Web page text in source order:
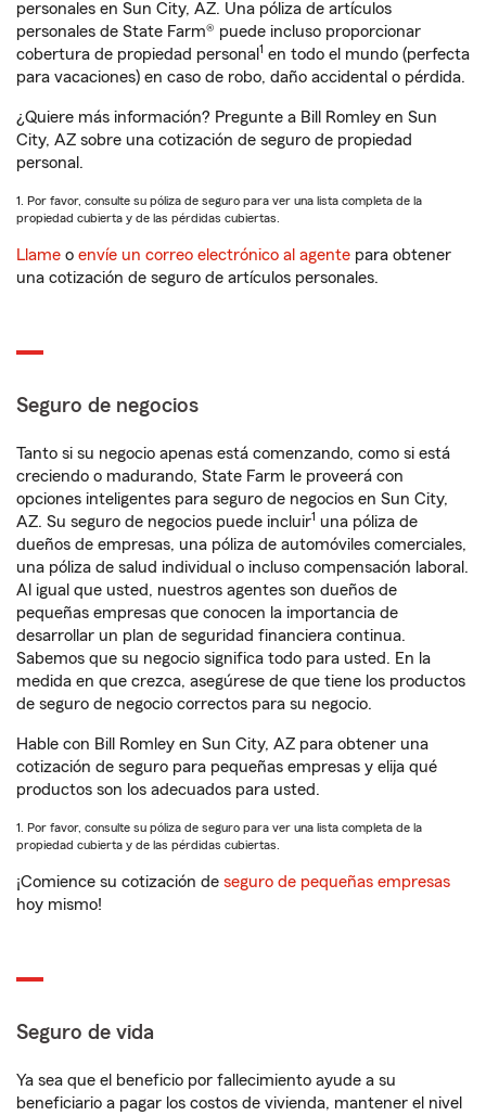
personales en Sun City, AZ. Una póliza de artículos
personales de State Farm® puede incluso proporcionar
cobertura de propiedad personal 1 en todo el mundo (perfecta
para vacaciones) en caso de robo, daño accidental o pérdida.
¿Quiere más información? Pregunte a Bill Romley en Sun
City, AZ sobre una cotización de seguro de propiedad
personal.
1. Por favor, consulte su póliza de seguro para ver una lista completa de la
propiedad cubierta y de las pérdidas cubiertas.
Llame o envíe un correo electrónico al agente para obtener
una cotización de seguro de artículos personales.
Seguro de negocios
Tanto si su negocio apenas está comenzando, como si está
creciendo o madurando, State Farm le proveerá con
opciones inteligentes para seguro de negocios en Sun City,
AZ. Su seguro de negocios puede incluir1 una póliza de
dueños de empresas, una póliza de automóviles comerciales,
una póliza de salud individual o incluso compensación laboral.
Al igual que usted, nuestros agentes son dueños de
pequeñas empresas que conocen la importancia de
desarrollar un plan de seguridad financiera continua.
Sabemos que su negocio significa todo para usted. En la
medida en que crezca, asegúrese de que tiene los productos
de seguro de negocio correctos para su negocio.
Hable con Bill Romley en Sun City, AZ para obtener una
cotización de seguro para pequeñas empresas y elija qué
productos son los adecuados para usted.
1. Por favor, consulte su póliza de seguro para ver una lista completa de la
propiedad cubierta y de las pérdidas cubiertas.
¡Comience su cotización de seguro de pequeñas empresas
hoy mismo!
Seguro de vida
Ya sea que el beneficio por fallecimiento ayude a su
beneficiario a pagar los costos de vivienda, mantener el nivel